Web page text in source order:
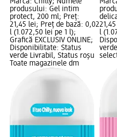
produsului: Gel intim
protect, 200 ml; Preț:
21,45 lei; Preț de bază: 0,02
l (1.072,50 lei pe 1 l);
Grafică EXCLUSIV ONLINE;
Disponibilitate: Status
verde Livrabil, Status roșu
Toate magazinele dm
l